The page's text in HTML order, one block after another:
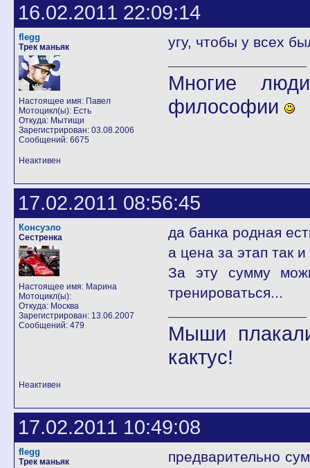
16.02.2011 22:09:14
flegg
Трек маньяк
Настоящее имя: Павел
Мотоцикл(ы): Есть
Откуда: Мытищи
Зарегистрирован: 03.08.2006
Сообщений: 6675
угу, чтобы у всех
Многие
философии
Неактивен
17.02.2011 08:56:45
Консуэло
Сестренка
Настоящее имя: Марина
Мотоцикл(ы):
Откуда: Москва
Зарегистрирован: 13.06.2007
Сообщений: 479
да банка родная
а цена за этап так
За эту сумму
тренироваться...
Мыши
кактус!
Неактивен
17.02.2011 10:49:08
flegg
Трек маньяк
предварительно